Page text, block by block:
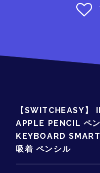
【SWITCHEASY】
APPLE PENCIL ペ
KEYBOARD
吸着 ペンシル